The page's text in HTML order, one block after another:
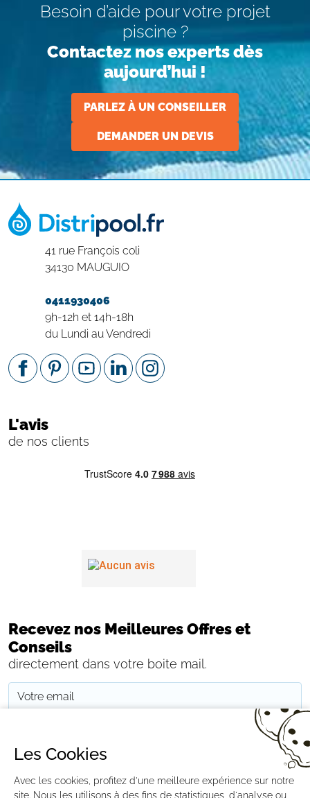
Besoin d’aide pour votre projet
piscine ?
Contactez nos experts dès
aujourd’hui !
PARLEZ À UN CONSEILLER
DEMANDER UN DEVIS
41 rue François coli
34130 MAUGUIO
0411930406
9h-12h et 14h-18h
du Lundi au Vendredi
L'avis
de nos clients
Recevez nos Meilleures Offres et
Conseils
directement dans votre boite mail.
CONTACTEZ-NOUS PAIEMENT LIVRAISON
RÉTRACTATION
MENTIONS LÉGALES
CGV RGPD BLOG GESTION DES COOKIES
Les Cookies
Avec les cookies, profitez d'une meilleure expérience sur notre
site. Nous les utilisons à des fins de statistiques, d'analyse ou